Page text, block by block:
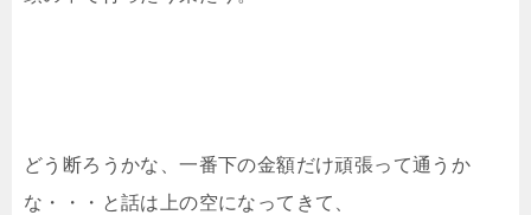
どう断ろうかな、一番下の金額だけ頑張って通うか
な・・・と話は上の空になってきて、